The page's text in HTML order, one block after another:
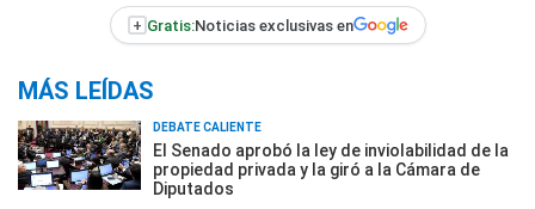
+ Gratis:Noticias exclusivas en
MÁS LEÍDAS
DEBATE CALIENTE
El Senado aprobó la ley de inviolabilidad de la
propiedad privada y la giró a la Cámara de
Diputados